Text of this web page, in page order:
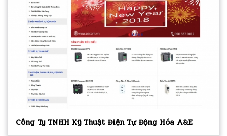
Công Ty TNHH Kỹ Thuật Điện Tự Động Hóa A&E